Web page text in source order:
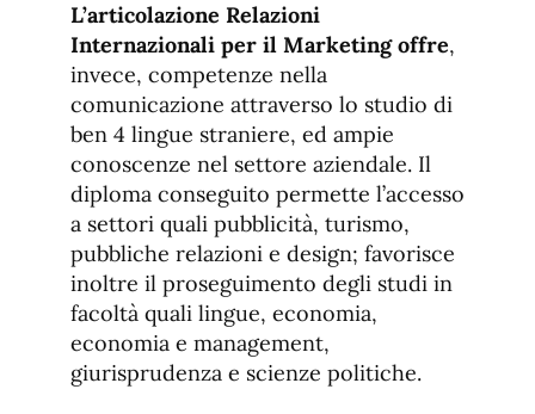
L’articolazione Relazioni
Internazionali per il Marketing offre,
invece, competenze nella
comunicazione attraverso lo studio di
ben 4 lingue straniere, ed ampie
conoscenze nel settore aziendale. Il
diploma conseguito permette l’accesso
a settori quali pubblicità, turismo,
pubbliche relazioni e design; favorisce
inoltre il proseguimento degli studi in
facoltà quali lingue, economia,
economia e management,
giurisprudenza e scienze politiche.